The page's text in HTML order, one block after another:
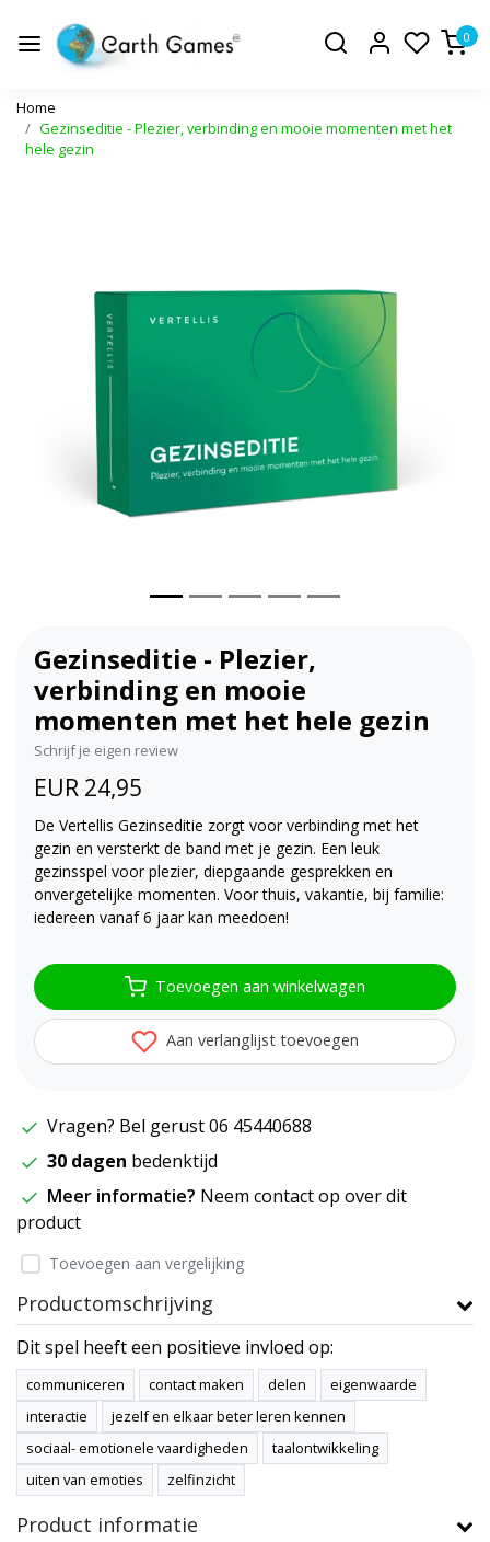
0
Home
Gezinseditie - Plezier, verbinding en mooie momenten met het
hele gezin
Vorige
Gezinseditie - Plezier,
verbinding en mooie
momenten met het hele gezin
Schrijf je eigen review
EUR 24,95
De Vertellis Gezinseditie zorgt voor verbinding met het
gezin en versterkt de band met je gezin. Een leuk
gezinsspel voor plezier, diepgaande gesprekken en
onvergetelijke momenten. Voor thuis, vakantie, bij familie:
iedereen vanaf 6 jaar kan meedoen!
Toevoegen aan winkelwagen
Aan verlanglijst toevoegen
Vragen? Bel gerust 06 45440688
30 dagen bedenktijd
Meer informatie? Neem contact op over dit
product
Toevoegen aan vergelijking
Productomschrijving
Dit spel heeft een positieve invloed op:
communiceren contact maken delen
eigenwaarde
interactie
jezelf en elkaar beter leren kennen
sociaal- emotionele vaardigheden
taalontwikkeling
uiten van emoties
zelfinzicht
Product informatie